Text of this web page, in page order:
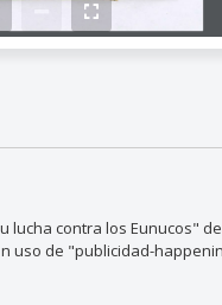
lucha contra los Eunucos"
uso de "publicidad-